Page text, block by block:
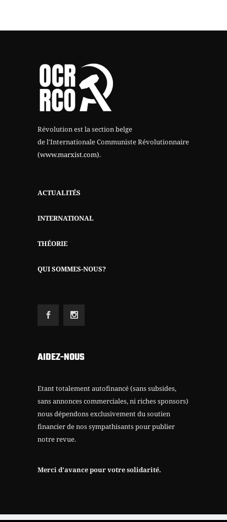
Révolution est la section belge
de l'Internationale Communiste Révolutionnaire
(www.marxist.com).
ACTUALITÉS
INTERNATIONAL
THÉORIE
QUI SOMMES-NOUS?
AIDEZ-NOUS
Etant totalement autofinancé (sans subsides,
sans annonces commerciales, ni riches sponsors)
nous dépendons exclusivement du soutien
financier de nos sympathisants pour publier
notre revue.
Merci d’avance pour votre solidarité.